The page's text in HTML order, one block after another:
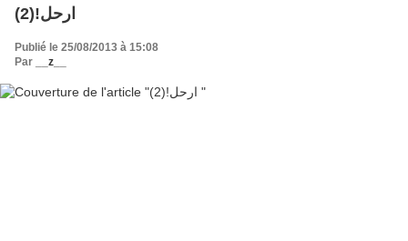
(2)!ارحل
Publié le 25/08/2013 à 15:08
Par
__z__